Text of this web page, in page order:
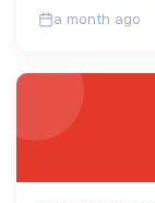
a month ago